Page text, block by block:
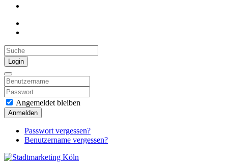
Login
Angemeldet bleiben
Anmelden
Passwort vergessen?
Benutzername vergessen?